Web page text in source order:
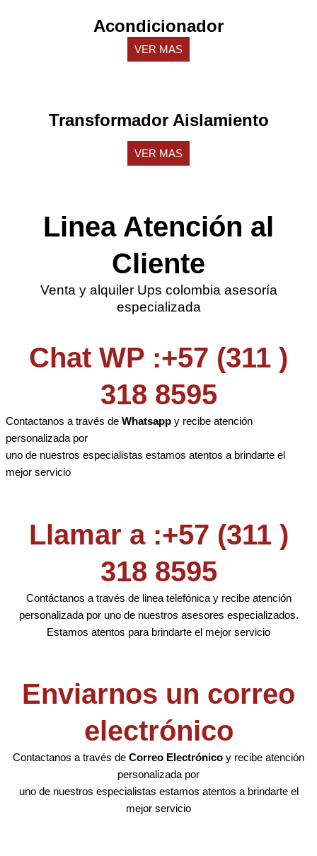
Acondicionador
VER MAS
Transformador Aislamiento
VER MAS
Linea Atención al
Cliente
Venta y alquiler Ups colombia asesoría
especializada
Chat WP :+57 (311 )
318 8595
Contactanos a través de Whatsappy recibe atención
personalizada por
uno de nuestros especialistas estamos atentos a brindarte el
mejor servicio
Llamar a :+57 (311 )
318 8595
Contáctanos a través de linea telefónica y recibe atención
personalizada por uno de nuestros asesores especializados.
Estamos atentos para brindarte el mejor servicio
Enviarnos un correo
electrónico
Contactanos a través de Correo Electrónico y recibe atención
personalizada por
uno de nuestros especialistas estamos atentos a brindarte el
mejor servicio